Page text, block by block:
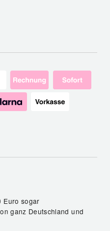
Euro sogar
ganz Deutschland und